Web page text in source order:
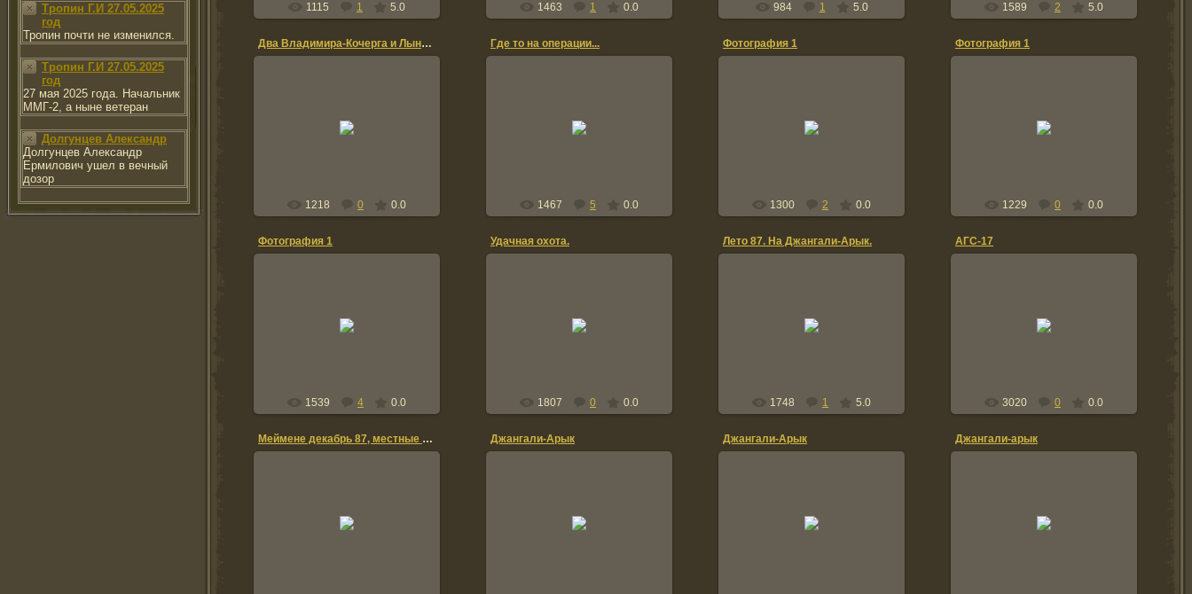
Тропин Г.И 27.05.2025
год
Тропин почти не изменился.
Тропин Г.И 27.05.2025
год
27 мая 2025 года. Начальник
ММГ-2, а ныне ветеран
Долгунцев Александр
Долгунцев Александр
Ермилович ушел в вечный
дозор
1115 1 5.0 1463 1 0.0 984 1 5.0 1589 2 5.0
Два Владимира-Кочерга и Лынов, минбат.
1218 0 0.0
Где то на операции...
1467 5 0.0
Фотография 1
Хайдарабада бтр 320 все арбузы
1300 2 0.0
Фотография 1
СЕНТЯБРЬ 1987Г. РАЙОН
Хайдарабада бтр 320 сапёры
1229 0 0.0
Фотография 1
извините,остальных не помню
1539 4 0.0
Удачная охота.
Губко, Коновалов, Маркович,
1807 0 0.0
Лето 87. На Джангали-Арык.
1748 1 5.0
АГС-17
Саша Коновалов, Эдик Куропей, 2
ПЗ
3020 0 0.0
Меймене декабрь 87, местные байкеры Джангали-Арык
Окоп на КП в тыл
Джангали-Арык
Саша Коновалов шуршит по
хозяйству
Джангали-арык
Наводчик БТР Валера Мастный